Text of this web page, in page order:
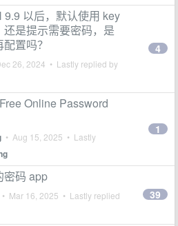
以后，默认使用 key
是提示需要密码，是
置吗？
26, 2024 • Lastly replied by
4
Online Password
• Aug 15, 2025 • Lastly
1
密码 app
• Mar 16, 2025 • Lastly replied
39